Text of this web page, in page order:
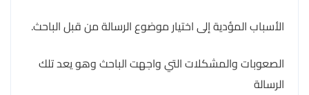
الأسباب المؤدية إلى اختيار موضوع الرسالة من قبل الباحث.
الصعوبات والمشكلات التي واجهت الباحث وهو يعد تلك
الرسالة